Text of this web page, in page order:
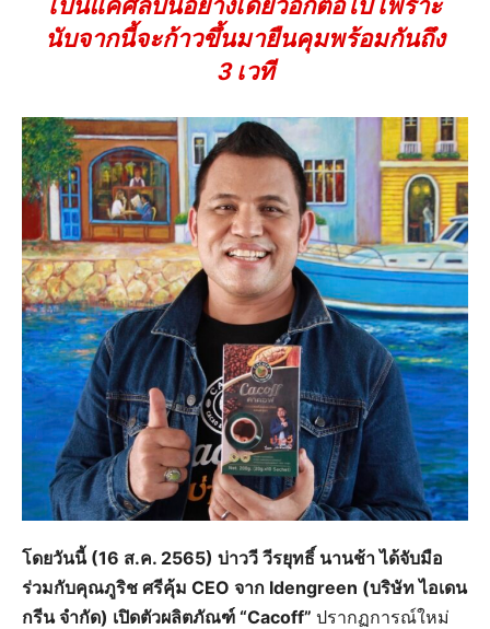
เป็นแค่ศิลปินอย่างเดียวอีกต่อไป เพราะ
นับจากนี้จะก้าวขึ้นมายืนคุมพร้อมกันถึง
3 เวที
โดยวันนี้ (16 ส.ค. 2565) บ่าววี วีรยุทธิ์ นานช้า ได้จับมือ
ร่วมกับคุณภูริช ศรีคุ้ม CEO จาก Idengreen (บริษัท ไอเดน
กรีน จำกัด) เปิดตัวผลิตภัณฑ์ “Cacoff” ปรากฏการณ์ใหม่